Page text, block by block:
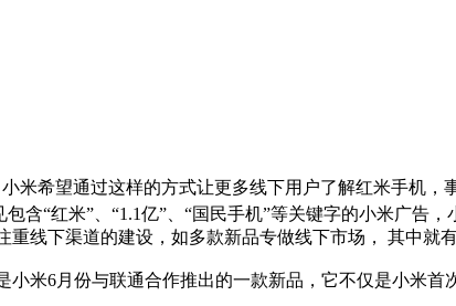
米希望通过这样的方式让更多线下用户了解红米手机，
含“红米”、“1.1亿”、“国民手机”等关键字的小米广告
线下渠道的建设，如多款新品专做线下市场， 其中就有
米6月份与联通合作推出的一款新品，它不仅是小米首